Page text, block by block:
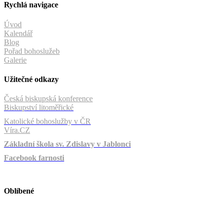
Rychlá navigace
Úvod
Kalendář
Blog
Pořad bohoslužeb
Galerie
Užitečné odkazy
Česká biskupská konference
Biskupství litoměřické
Katolické bohoslužby v ČR
Víra.CZ
Základní škola sv. Zdislavy v Jablonci
Facebook farnosti
Oblíbené